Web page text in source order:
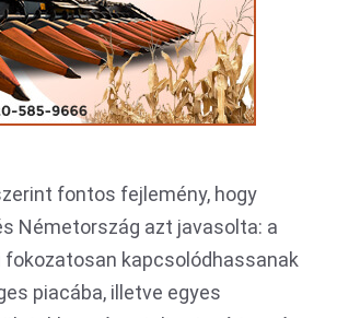
fontos fejlemény, hogy
Németország azt javasolta: a
fokozatosan kapcsolódhassanak
piacába, illetve egyes